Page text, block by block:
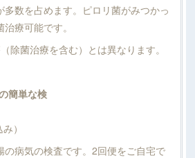
多数を占めます。ピロリ菌がみつかっ
療可能です。
除菌治療を含む）とは異なります。
簡単な検
）
病気の検査です。2回便をご自宅で